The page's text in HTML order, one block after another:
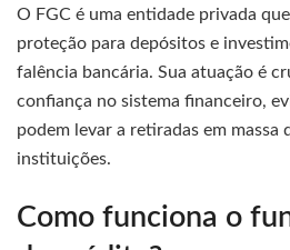
O FGC é uma entidade privada
proteção para depósitos e
falência bancária. Sua atuação é
confiança no sistema financeiro,
podem levar a retiradas em massa
instituições.
Como funciona o